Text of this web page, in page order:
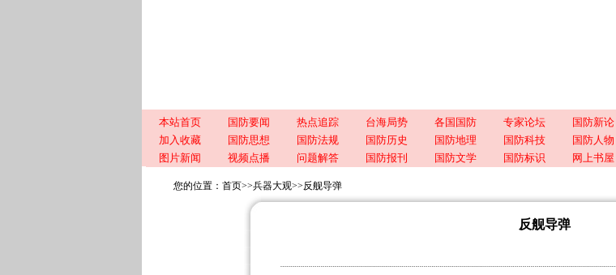
本站首页 国防要闻 热点追踪 台海局势 各国国防 专家论坛 国防新论
加入收藏
国防思想 国防法规 国防历史 国防地理 国防科技 国防人物
图片新闻
视频点播 问题解答 国防报刊 国防文学 国防标识 网上书屋
您的位置： 首页>>兵器大观>>反舰导弹
反舰导弹